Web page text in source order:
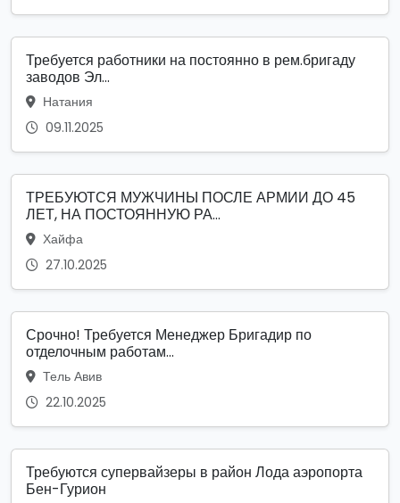
Требуется работники на постоянно в рем.бригаду
заводов Эл...
Натания
09.11.2025
ТРЕБУЮТСЯ МУЖЧИНЫ ПОСЛЕ АРМИИ ДО 45
ЛЕТ, НА ПОСТОЯННУЮ РА...
Хайфа
27.10.2025
Срочно! Требуется Менеджер Бригадир по
отделочным работам...
Тель Авив
22.10.2025
Требуются супервайзеры в район Лода аэропорта
Бен-Гурион